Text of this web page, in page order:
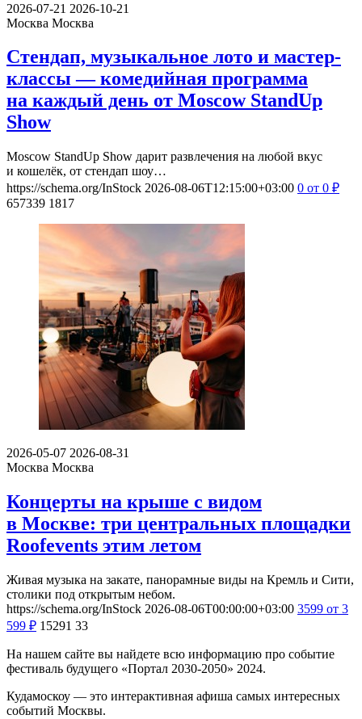
2026-07-21 2026-10-21
Москва Москва
Стендап, музыкальное лото и мастер-
классы — комедийная программа
на каждый день от Moscow StandUp
Show
Moscow StandUp Show дарит развлечения на любой вкус
и кошелёк, от стендап шоу…
https://schema.org/InStock 2026-08-06T12:15:00+03:00 0 от 0 ₽
657339 1817
2026-05-07 2026-08-31
Москва Москва
Концерты на крыше с видом
в Москве: три центральных площадки
Roofevents этим летом
Живая музыка на закате, панорамные виды на Кремль и Сити,
столики под открытым небом.
https://schema.org/InStock 2026-08-06T00:00:00+03:00 3599 от 3
599 ₽ 15291 33
На нашем сайте вы найдете всю информацию про событие
фестиваль будущего «Портал 2030-2050» 2024.
Кудамоскоу — это интерактивная афиша самых интересных
событий Москвы.